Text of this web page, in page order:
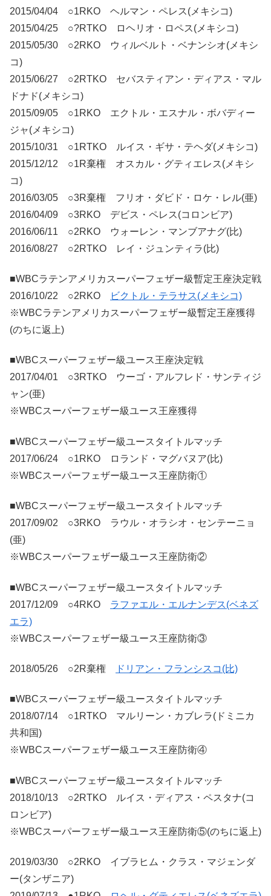
2015/04/04 ○1RKO ヘルマン・ペレス(メキシコ)
2015/04/25 ○?RTKO ロヘリオ・ロペス(メキシコ)
2015/05/30 ○2RKO ウィルベルト・ベナンシオ(メキシ
コ)
2015/06/27 ○2RTKO セバスティアン・ディアス・マル
ドナド(メキシコ)
2015/09/05 ○1RKO エクトル・エスナル・ボバディー
ジャ(メキシコ)
2015/10/31 ○1RTKO ルイス・ギサ・テヘダ(メキシコ)
2015/12/12 ○1R棄権 オスカル・グティエレス(メキシ
コ)
2016/03/05 ○3R棄権 フリオ・ダビド・ロケ・レル(亜)
2016/04/09 ○3RKO デビス・ペレス(コロンビア)
2016/06/11 ○2RKO ウォーレン・マンブアナグ(比)
2016/08/27 ○2RTKO レイ・ジュンティラ(比)
■WBCラテンアメリカスーパーフェザー級暫定王座決定戦
2016/10/22 ○2RKO
ビクトル・テラサス(メキシコ)
※WBCラテンアメリカスーパーフェザー級暫定王座獲得
(のちに返上)
■WBCスーパーフェザー級ユース王座決定戦
2017/04/01 ○3RTKO ウーゴ・アルフレド・サンティジ
ャン(亜)
※WBCスーパーフェザー級ユース王座獲得
■WBCスーパーフェザー級ユースタイトルマッチ
2017/06/24 ○1RKO ロランド・マグバヌア(比)
※WBCスーパーフェザー級ユース王座防衛①
■WBCスーパーフェザー級ユースタイトルマッチ
2017/09/02 ○3RKO ラウル・オラシオ・センテーニョ
(亜)
※WBCスーパーフェザー級ユース王座防衛②
■WBCスーパーフェザー級ユースタイトルマッチ
2017/12/09 ○4RKO ラファエル・エルナンデス(ベネズ
エラ)
※WBCスーパーフェザー級ユース王座防衛③
2018/05/26 ○2R棄権 ドリアン・フランシスコ(比)
■WBCスーパーフェザー級ユースタイトルマッチ
2018/07/14 ○1RTKO マルリーン・カブレラ(ドミニカ
共和国)
※WBCスーパーフェザー級ユース王座防衛④
■WBCスーパーフェザー級ユースタイトルマッチ
2018/10/13 ○2RTKO ルイス・ディアス・ペスタナ(コ
ロンビア)
※WBCスーパーフェザー級ユース王座防衛⑤(のちに返上)
2019/03/30 ○2RKO イブラヒム・クラス・マジェンダ
ー(タンザニア)